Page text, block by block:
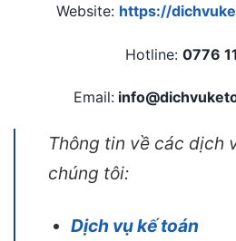
Website: https://
Hotline: 0776
Email:
Thông tin về các dịch
chúng tôi:
Dịch vụ kế toán